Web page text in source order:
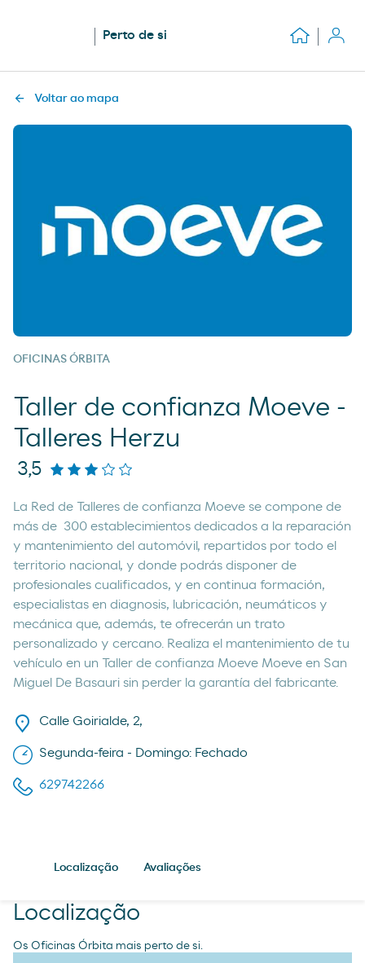
Perto de si
Voltar ao mapa
OFICINAS ÓRBITA
Taller de confianza Moeve -
Talleres Herzu
3,5
La Red de Talleres de confianza Moeve se compone de
más de 300 establecimientos dedicados a la reparación
y mantenimiento del automóvil, repartidos por todo el
territorio nacional, y donde podrás disponer de
profesionales cualificados, y en continua formación,
especialistas en diagnosis, lubricación, neumáticos y
mecánica que, además, te ofrecerán un trato
personalizado y cercano. Realiza el mantenimiento de tu
vehículo en un Taller de confianza Moeve Moeve en San
Miguel De Basauri sin perder la garantía del fabricante.
Calle Goirialde, 2,
Segunda-feira - Domingo: Fechado
629742266
Localização Avaliações
Localização
Os Oficinas Órbita mais perto de si.